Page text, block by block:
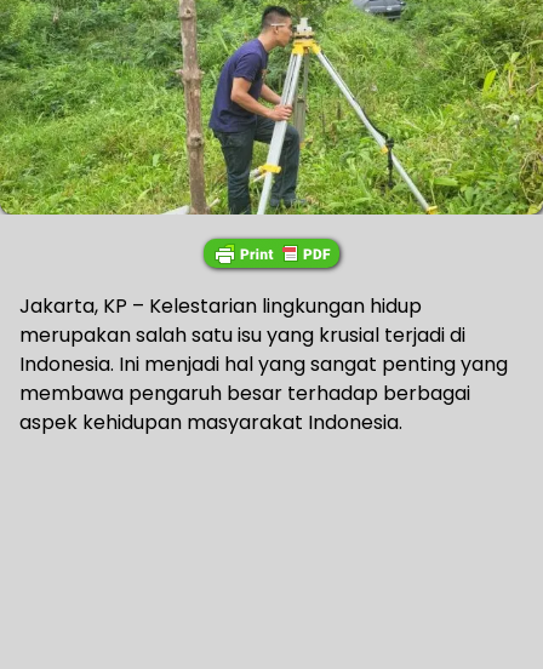
Jakarta, KP – Kelestarian lingkungan hidup
merupakan salah satu isu yang krusial terjadi di
Indonesia. Ini menjadi hal yang sangat penting yang
membawa pengaruh besar terhadap berbagai
aspek kehidupan masyarakat Indonesia.